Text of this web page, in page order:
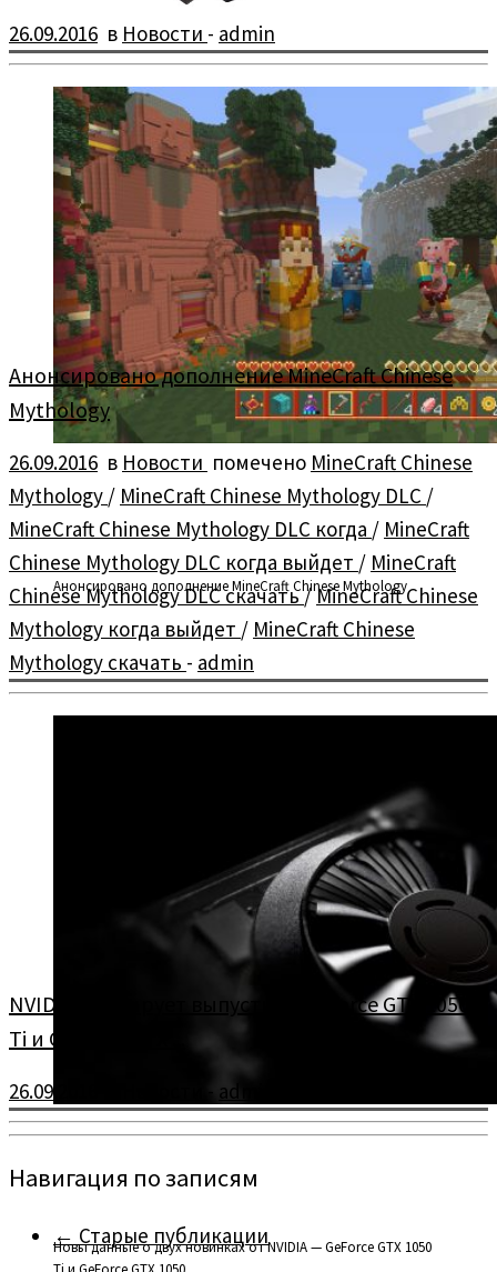
Компания ASUS представляет ASUS ROG Centurion, новую
гарнитуру для профессиональных геймеров с внешней USB-
аудиостанцией и поддержкой звука в […]
26.09.2016 в Новости - admin
Анонсировано дополнение MineCraft Chinese Mythology
Анонсировано дополнение MineCraft Chinese
Mythology
26.09.2016 в Новости помечено MineCraft Chinese
Mythology / MineCraft Chinese Mythology DLC /
MineCraft Chinese Mythology DLC когда / MineCraft
Chinese Mythology DLC когда выйдет / MineCraft
Chinese Mythology DLC скачать/MineCraft Chinese
Mythology когда выйдет / MineCraft Chinese
Mythology скачать - admin
Новы данные о двух новинках от NVIDIA — GeForce GTX 1050
NVIDIA планирует выпустить GeForce GTX 1050
Ti и GeForce GTX ...
26.09.2016 admin
Навигация по записям
← Старые публикации